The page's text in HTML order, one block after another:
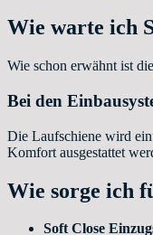
Wie warte ich
Wie schon erwähnt ist die
Bei den
Die Laufschiene wird
Komfort ausgestattet
Wie sorge ich
Soft Close